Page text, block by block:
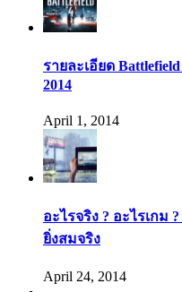
รายละเอียด
2014
April 1, 2014
อะไรจริง ? อะไรเกม
ยิ่งสมจริง
April 24, 2014